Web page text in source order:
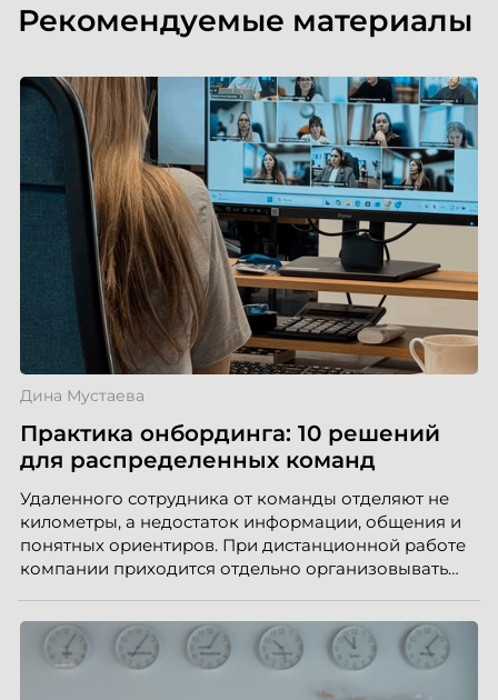
Рекомендуемые материалы
Дина Мустаева
Практика онбординга: 10 решений
для распределенных команд
Удаленного сотрудника от команды отделяют не
километры, а недостаток информации, общения и
понятных ориентиров. При дистанционной работе
компании приходится отдельно организовывать
по работе с персоналом Инфомаксимум,
рассказывает, как выстроить адаптацию